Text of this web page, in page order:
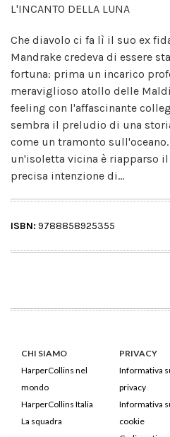
L'INCANTO DELLA LUNA
Che diavolo ci fa lì il suo ex
Mandrake credeva di essere
fortuna: prima un incarico
meraviglioso atollo delle
feeling con l'affascinante
sembra il preludio di una
come un tramonto
un'isoletta vicina è riapparso
precisa intenzione di...
ISBN: 9788858925355
CHI SIAMO
HarperCollins nel
mondo
HarperCollins Italia
La squadra
PRIVACY
Informativa
privacy
Informativa
cookie